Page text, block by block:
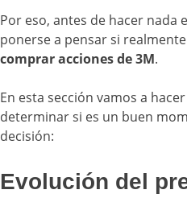
Por eso, antes de hacer nada
ponerse a pensar si
comprar acciones de 3M.
En esta sección vamos a
determinar si es un buen
decisión:
Evolución del